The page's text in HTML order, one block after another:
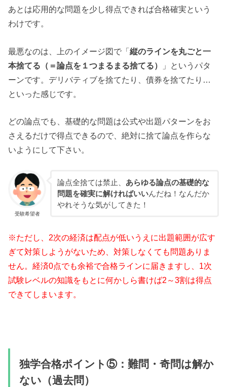
あとは応用的な問題を少し得点できれば合格確実という
わけです。
最悪なのは、上のイメージ図で「縦のラインを丸ごと一
本捨てる（＝論点を１つまるまる捨てる）
」というパタ
ーンです。デリバティブを捨てたり、債券を捨てたり…
といった感じです。
どの論点でも、基礎的な問題は公式や出題パターンをお
さえるだけで得点できるので、絶対に捨て論点を作らな
いようにして下さい。
受験希望者
論点全捨ては禁止、 あらゆる論点の基礎的な
問題を確実に解ければいいんだね！なんだか
やれそうな気がしてきた！
※ただし、2次の経済は配点が低いうえに出題範囲が広す
ぎて対策しようがないため、対策しなくても問題ありま
せん。経済0点でも余裕で合格ラインに届きますし、1次
試験レベルの知識をもとに何かしら書けば2～3割は得点
できてしまいます。
独学合格ポイント⑤：難問・奇問は解か
ない（過去問）